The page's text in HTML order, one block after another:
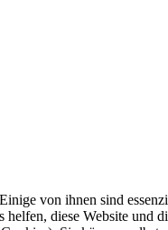
von ihnen sind
helfen, diese Website und